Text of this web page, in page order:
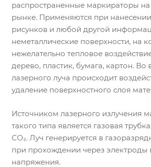
распространенные маркираторы
рынке. Применяются при
рисунков и любой другой
неметаллические поверхности, на
нежелательно тепловое
дерево, пластик, бумага, картон.
лазерного луча происходит
удаление поверхностного слоя
Источником лазерного излучения
такого типа является газовая
СО₂. Луч генерируется в
при прохождении через электроды
напряжения.